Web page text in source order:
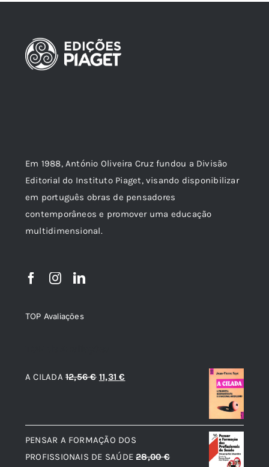
Em 1988, António Oliveira Cruz fundou a Divisão
Editorial do Instituto Piaget, visando disponibilizar
em português obras de pensadores
contemporâneos e promover uma educação
multidimensional.
TOP Avaliações
A CILADA 12,56€ O
era:
12,56 €.
11,31€
é:
11,31 €.
PENSAR A FORMAÇÃO DOS
PROFISSIONAIS DE SAÚDE 28,00€